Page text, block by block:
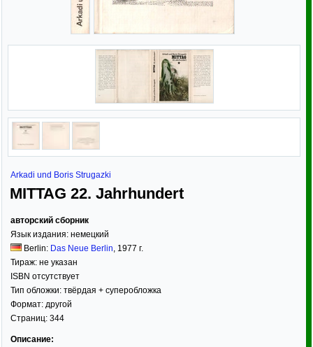
Arkadi und Boris Strugazki
MITTAG 22. Jahrhundert
авторский сборник
Язык издания: немецкий
Berlin: Das Neue Berlin, 1977 г.
Тираж: не указан
ISBN отсутствует
Тип обложки: твёрдая + суперобложка
Формат: другой
Страниц: 344
Описание: